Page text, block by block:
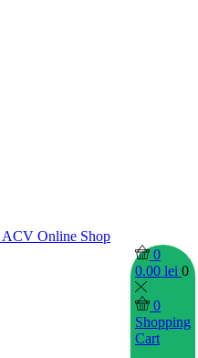
0
0.00 lei 0
0
Shopping
Cart